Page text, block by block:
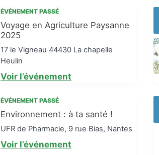
ÉVÉNEMENT PASSÉ
Voyage en Agriculture Paysanne
2025
17 le Vigneau 44430 La chapelle
Heulin
Voir l’événement
ÉVÉNEMENT PASSÉ
Environnement : à ta santé !
UFR de Pharmacie, 9 rue Bias, Nantes
Voir l’événement